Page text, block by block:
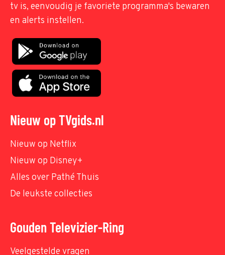
tv is, eenvoudig je favoriete programma's bewaren
en alerts instellen.
Nieuw op TVgids.nl
Nieuw op Netflix
Nieuw op Disney+
Alles over Pathé Thuis
De leukste collecties
Gouden Televizier-Ring
Veelgestelde vragen